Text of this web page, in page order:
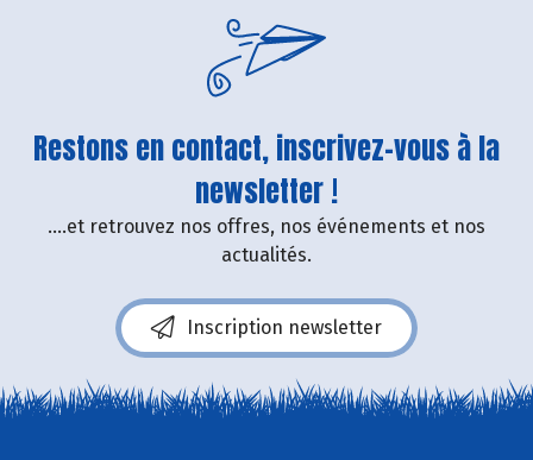
Restons en contact, inscrivez-vous à la
newsletter !
....et retrouvez nos offres, nos événements et nos
actualités.
Inscription newsletter